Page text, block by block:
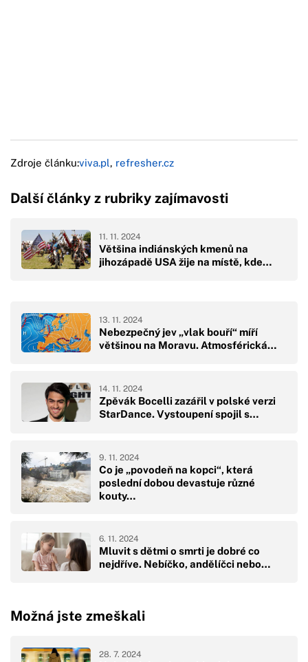
Zdroje článku:viva.pl, refresher.cz
Další články z rubriky zajímavosti
Většina indiánských kmenů na
jihozápadě USA žije na místě, kde…
11. 11. 2024
Nebezpečný jev „vlak bouří“ míří
většinou na Moravu. Atmosférická…
13. 11. 2024
Zpěvák Bocelli zazářil v polské verzi
StarDance. Vystoupení spojil s…
14. 11. 2024
Co je „povodeň na kopci“, která
poslední dobou devastuje různé
kouty…
9. 11. 2024
Mluvit s dětmi o smrti je dobré co
nejdříve. Nebíčko, andělíčci nebo…
6. 11. 2024
Možná jste zmeškali
28. 7. 2024